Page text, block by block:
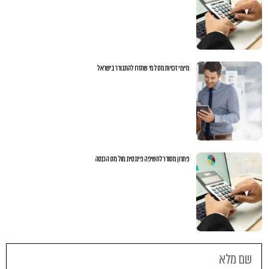
מיצוי זכויות מס למי שחזרו להתגורר בישראל
פתרון מסודר לחשיפה פיננסית מול מס הכנסה